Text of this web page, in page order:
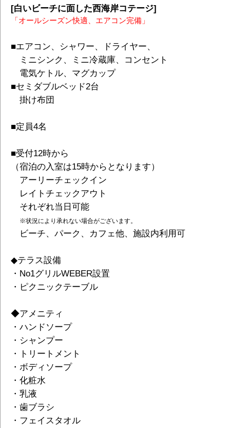
[白いビーチに面した西海岸コテージ]
「オールシーズン快適、エアコン完備 」
■エアコン、シャワー、ドライヤー、
ミニシンク、ミニ冷蔵庫、コンセント
電気ケトル、マグカップ
■セミダブルベッド2台
掛け布団
■定員4名
■受付12時から
（宿泊の入室は15時からとなります）
アーリーチェックイン
レイトチェックアウト
それぞれ当日可能
※状況により承れない場合がございます。
ビーチ、パーク、カフェ他、施設内利用可
◆テラス設備
・No1グリルWEBER設置
・ピクニックテーブル
◆アメニティ
・ハンドソープ
・シャンプー
・トリートメント
・ボディソープ
・化粧水
・乳液
・歯ブラシ
・フェイスタオル